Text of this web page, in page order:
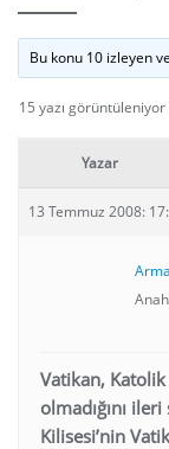
Bu konu 10 izleyen
15 yazı
Yazar
13 Temmuz 2008:
Vatikan,
olmadığını
Kilisesi’nin